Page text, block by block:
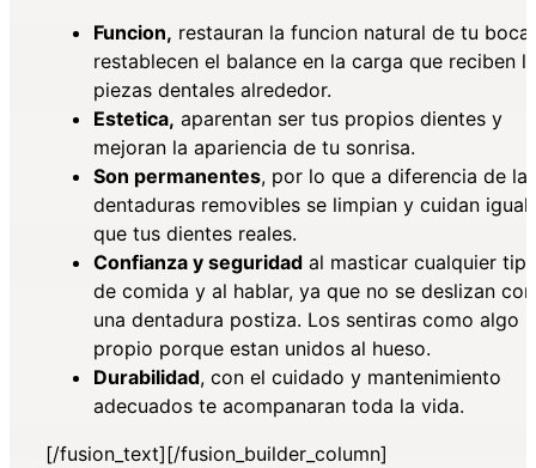
Funcion, restauran la funcion natural de tu boca
restablecen el balance en la carga que reciben
piezas dentales alrededor.
Estetica, aparentan ser tus propios dientes y
mejoran la apariencia de tu sonrisa.
Son permanentes, por lo que a diferencia de las
dentaduras removibles se limpian y cuidan igual
que tus dientes reales.
Confianza y seguridad al masticar cualquier
de comida y al hablar, ya que no se deslizan
una dentadura postiza. Los sentiras como algo
propio porque estan unidos al hueso.
Durabilidad, con el cuidado y mantenimiento
adecuados te acompanaran toda la vida.
[/fusion_text][/fusion_builder_column]